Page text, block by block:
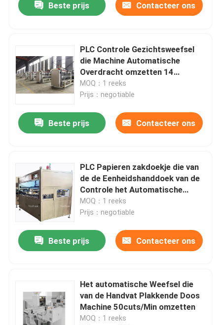
Beste prijs Contacteer ons
PLC Controle Gezichtsweefsel
die Machine Automatische
Overdracht omzetten 14
Logboeken/Min
MOQ：1 reeks
Prijs：negotiable
Beste prijs Contacteer ons
PLC Papieren zakdoekje die van
de de Eenheidshanddoek van de
Controle het Automatische
Overdracht Machine 5-7
omzetten Logboeken
MOQ：1 reeks
Prijs：negotiable
Beste prijs Contacteer ons
Het automatische Weefsel die
van de Handvat Plakkende Doos
Machine 50cuts/Min omzetten
MOQ：1 reeks